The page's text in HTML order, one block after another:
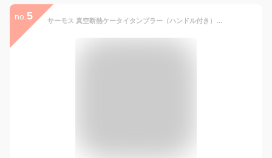
no. 5 サーモス 真空断熱ケータイタンブラー（ハンドル付き） 320ml JOV-320 ピンク ベージュ グレー ｜ THERMOS 食洗機対応 持ち手付き 保温 保冷 タンブラー 水筒 持ち運び おしゃれ